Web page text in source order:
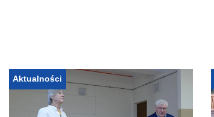
Aktualności